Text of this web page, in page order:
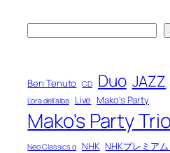
イ
ム
Ben Tenuto CD Duo JAZZ
L'ora dell'alba Live Mako's Party
Mako's Party Trio
Neo Classics α NHK NHKプレミア